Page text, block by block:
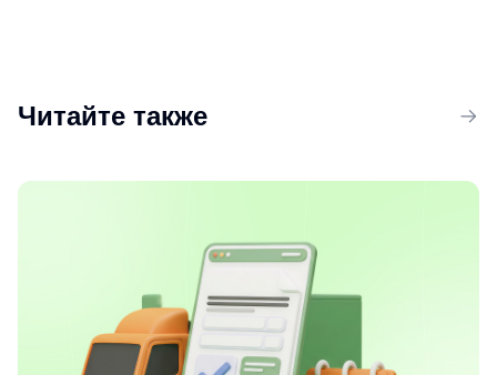
Читайте также